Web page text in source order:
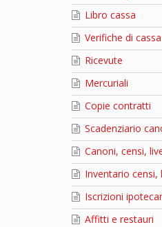
Libro cassa
Verifiche di cassa
Ricevute
Mercuriali
Copie contratti
Scadenziario
Canoni, censi,
Inventario censi,
Iscrizioni
Affitti e restauri